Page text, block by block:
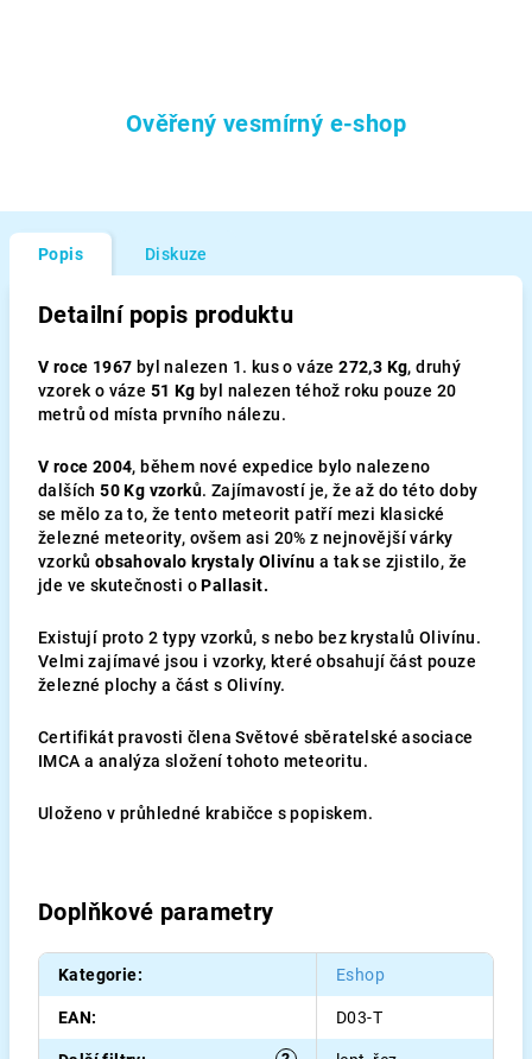
Ověřený vesmírný e-shop
Popis Diskuze
Detailní popis produktu
V roce 1967 byl nalezen 1. kus o váze 272,3 Kg, druhý
vzorek o váze 51 Kg byl nalezen téhož roku pouze 20
metrů od místa prvního nálezu.
V roce 2004, během nové expedice bylo nalezeno
dalších 50 Kg vzorků. Zajímavostí je, že až do této doby
se mělo za to, že tento meteorit patří mezi klasické
železné meteority, ovšem asi 20% z nejnovější várky
vzorků obsahovalo krystaly Olivínu a tak se zjistilo, že
jde ve skutečnosti o Pallasit.
Existují proto 2 typy vzorků, s nebo bez krystalů Olivínu.
Velmi zajímavé jsou i vzorky, které obsahují část pouze
železné plochy a část s Olivíny.
Certifikát pravosti člena Světové sběratelské asociace
IMCA a analýza složení tohoto meteoritu.
Uloženo v průhledné krabičce s popiskem.
Doplňkové parametry
Kategorie: Eshop
EAN: D03-T